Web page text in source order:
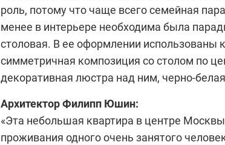
роль, потому что чаще всего семейная
менее в интерьере необходима была
столовая. В ее оформлении использованы
симметричная композиция со столом по
декоративная люстра над ним, черно-
АрхитекторФилипп Юшин:
«Эта небольшая квартира в центре
проживания одного очень занятого